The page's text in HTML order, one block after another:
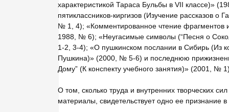
характеристикой Тараса Бульбы в VII классе)»
пятиклассников-киргизов (Изучение рассказов о
№ 1, 4); «Комментированное чтение
1988, № 6); «Неугасимые символы (“Песня о
1-2, 3-4); «О пушкинском послании в Сибирь (Из
Пушкина)» (2000, № 5-6) и последнюю
Дому” (К конспекту учебного занятия)» (2001, №
О том, сколько труда и внутренних творческих
материалы, свидетельствует одно ее признание